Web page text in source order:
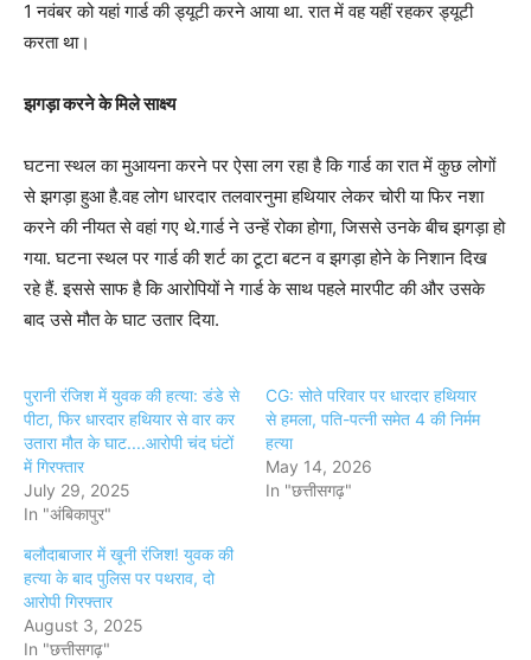
1 नवंबर को यहां गार्ड की ड्यूटी करने आया था. रात में वह यहीं रहकर ड्यूटी
करता था।
झगड़ा करने के मिले साक्ष्य
घटना स्थल का मुआयना करने पर ऐसा लग रहा है कि गार्ड का रात में कुछ लोगों
से झगड़ा हुआ है.वह लोग धारदार तलवारनुमा हथियार लेकर चोरी या फिर नशा
करने की नीयत से वहां गए थे.गार्ड ने उन्हें रोका होगा, जिससे उनके बीच झगड़ा हो
गया. घटना स्थल पर गार्ड की शर्ट का टूटा बटन व झगड़ा होने के निशान दिख
रहे हैं. इससे साफ है कि आरोपियों ने गार्ड के साथ पहले मारपीट की और उसके
बाद उसे मौत के घाट उतार दिया.
पुरानी रंजिश में युवक की हत्या: डंडे से
पीटा, फिर धारदार हथियार से वार कर
उतारा मौत के घाट....आरोपी चंद घंटों
में गिरफ्तार
July 29, 2025
In "अंबिकापुर"
CG: सोते परिवार पर धारदार हथियार
से हमला, पति-पत्नी समेत 4 की निर्मम
हत्या
May 14, 2026
In "छत्तीसगढ़"
बलौदाबाजार में खूनी रंजिश! युवक की
हत्या के बाद पुलिस पर पथराव, दो
आरोपी गिरफ्तार
August 3, 2025
In "छत्तीसगढ़"